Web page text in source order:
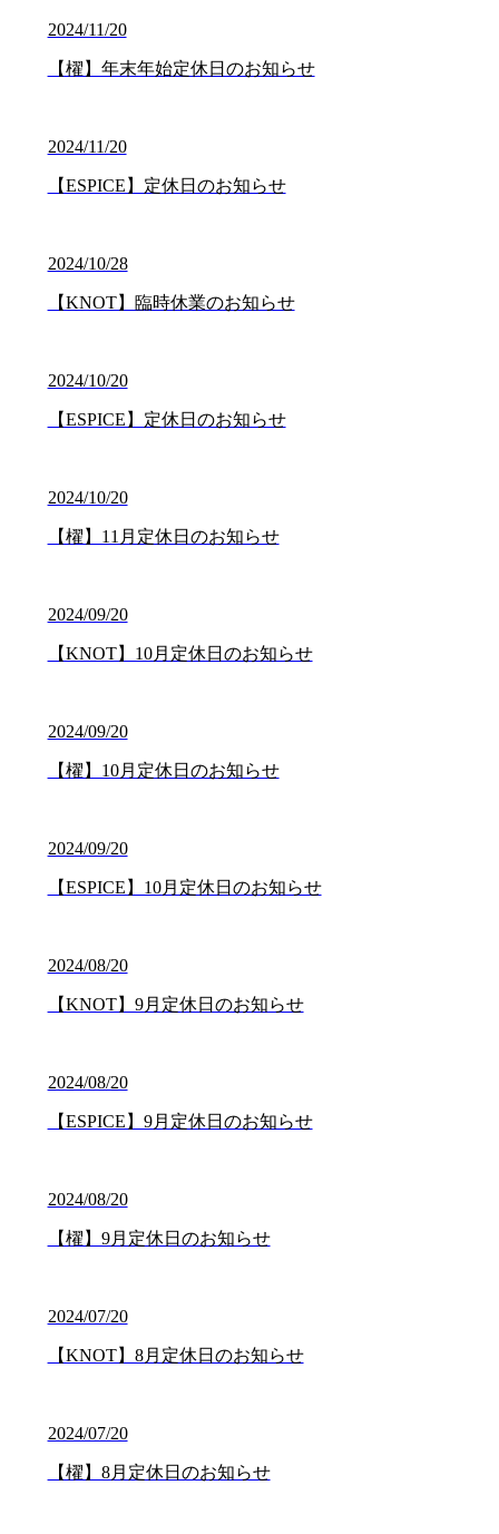
2024/11/20
【櫂】年末年始定休日のお知らせ
2024/11/20
【ESPICE】定休日のお知らせ
2024/10/28
【KNOT】臨時休業のお知らせ
2024/10/20
【ESPICE】定休日のお知らせ
2024/10/20
【櫂】11月定休日のお知らせ
2024/09/20
【KNOT】10月定休日のお知らせ
2024/09/20
【櫂】10月定休日のお知らせ
2024/09/20
【ESPICE】10月定休日のお知らせ
2024/08/20
【KNOT】9月定休日のお知らせ
2024/08/20
【ESPICE】9月定休日のお知らせ
2024/08/20
【櫂】9月定休日のお知らせ
2024/07/20
【KNOT】8月定休日のお知らせ
2024/07/20
【櫂】8月定休日のお知らせ